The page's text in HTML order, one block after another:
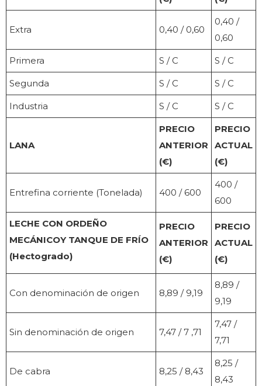
Extra 0,40 / 0,60
0,40 /
0,60
Primera S / C S / C
Segunda S / C S / C
Industria S / C S / C
LANA
PRECIO
ANTERIOR
(€)
PRECIO
ACTUAL
(€)
Entrefina corriente (Tonelada) 400 / 600
400 /
600
LECHE CON ORDEÑO
MECÁNICOY TANQUE DE FRÍO
(Hectogrado)
PRECIO
ANTERIOR
(€)
PRECIO
ACTUAL
(€)
Con denominación de origen 8,89 / 9,19
8,89 /
9,19
Sin denominación de origen 7,47 / 7 ,71
7,47 /
7,71
De cabra 8,25 / 8,43
8,25 /
8,43